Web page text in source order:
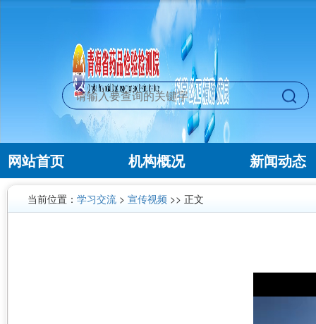
网站首页 机构概况 新闻动态
当前位置： 学习交流 > 宣传视频 >> 正文